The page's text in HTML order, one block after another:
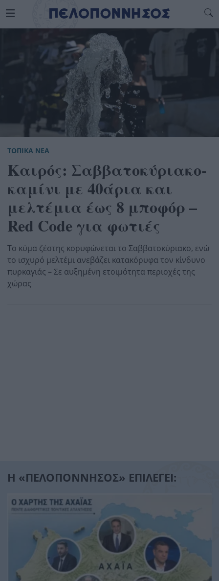
ΤΟΠΙΚΑ ΝΕΑ
Καιρός: Σαββατοκύριακο-
καμίνι με 40άρια και
μελτέμια έως 8 μποφόρ –
Red Code για φωτιές
Το κύμα ζέστης κορυφώνεται το Σαββατοκύριακο, ενώ
το ισχυρό μελτέμι ανεβάζει κατακόρυφα τον κίνδυνο
πυρκαγιάς – Σε αυξημένη ετοιμότητα περιοχές της
χώρας
Η «ΠΕΛΟΠΟΝΝΗΣΟΣ» ΕΠΙΛΕΓΕΙ: